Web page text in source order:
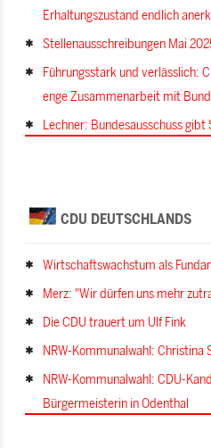
Erhaltungszustand endlich
Stellenausschreibungen Mai
Führungsstark und verlässlich:
enge Zusammenarbeit mit
Lechner: Bundesausschuss
CDU DEUTSCHLANDS
Wirtschaftswachstum als
Merz: "Wir dürfen uns mehr
Die CDU trauert um Ulf Fink
NRW-Kommunalwahl: Christina
NRW-Kommunalwahl: CDU-
Bürgermeisterin in Odenthal